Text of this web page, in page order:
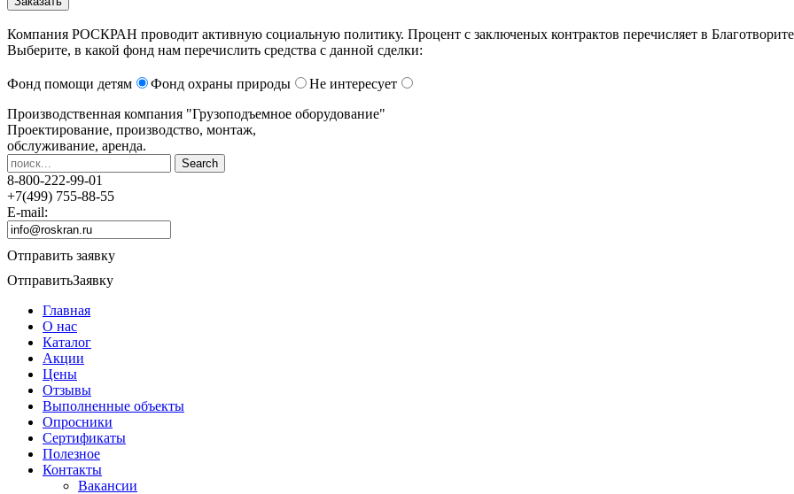
Компания РОСКРАН проводит активную социальную политику. Процент с заключеных контрактов перечисляет в
Выберите, в какой фонд нам перечислить средства с данной сделки:
Фонд помощи детям Фонд охраны природы
Не интересует
Производственная компания "Грузоподъемное оборудование"
Проектирование, производство, монтаж,
обслуживание, аренда.
8-800-222-99-01
+7(499) 755-88-55
E-mail:
Отправить заявку
ОтправитьЗаявку
Главная
О нас
Каталог
Акции
Цены
Отзывы
Выполненные объекты
Опросники
Сертификаты
Полезное
Контакты
Вакансии